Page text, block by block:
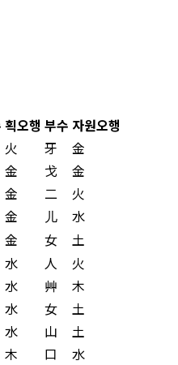
획오행 부수 자원오행
火 牙
金
金 戈
金
金 二
火
金 儿
水
金 女
土
水 人
火
水 艸
木
水 女
土
水 山
土
木 口
水